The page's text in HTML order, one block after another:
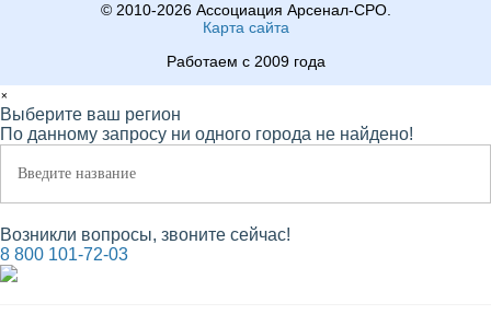
© 2010-2026 Ассоциация Арсенал-СРО.
Карта сайта
Работаем с 2009 года
×
Выберите ваш регион
По данному запросу ни одного города не найдено!
Возникли вопросы, звоните сейчас!
8 800 101-72-03